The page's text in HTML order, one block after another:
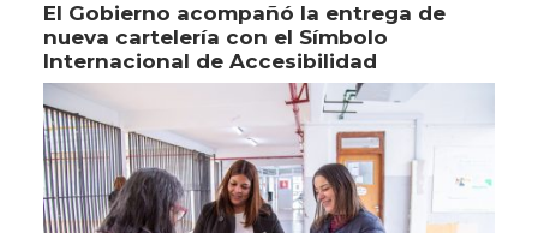
El Gobierno acompañó la entrega de
nueva cartelería con el Símbolo
Internacional de Accesibilidad